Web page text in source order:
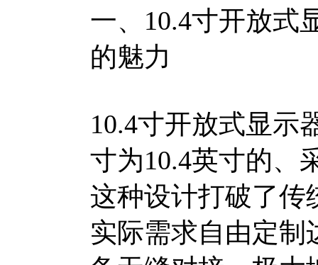
一、10.4寸开放式
的魅力
10.4寸开放式显示
寸为10.4英寸的、
这种设计打破了传
实际需求自由定制